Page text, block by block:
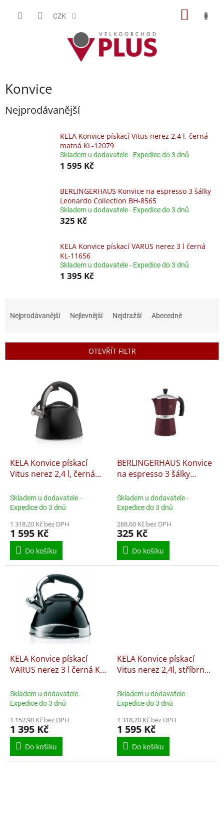
CZK
Konvice
Nejprodávanější
KELA Konvice pískací Vitus nerez 2,4 l, černá
matná KL-12079
Skladem u dodavatele - Expedice do 3 dnů
1 595 Kč
BERLINGERHAUS Konvice na espresso 3 šálky
Leonardo Collection BH-8565
Skladem u dodavatele - Expedice do 3 dnů
325 Kč
KELA Konvice pískací VARUS nerez 3 l černá
KL-11656
Skladem u dodavatele - Expedice do 3 dnů
1 395 Kč
í
Nejprodávanější Nejlevnější Nejdražší Abecedně
OTEVŘÍT FILTR
u
KELA Konvice pískací
Vitus nerez 2,4 l, černá
Skladem u dodavatele -
Expedice do 3 dnů
1 318,20 Kč bez DPH
1 595 Kč
Do košíku
BERLINGERHAUS Konvice
na espresso 3 šálky
8565
Skladem u dodavatele -
Expedice do 3 dnů
268,60 Kč bez DPH
325 Kč
Do košíku
KELA Konvice pískací
VARUS nerez 3 l černá KL-
Skladem u dodavatele -
Expedice do 3 dnů
1 152,90 Kč bez DPH
1 395 Kč
Do košíku
KELA Konvice pískací
Vitus nerez 2,4l, stříbrná
Skladem u dodavatele -
Expedice do 3 dnů
1 318,20 Kč bez DPH
1 595 Kč
Do košíku